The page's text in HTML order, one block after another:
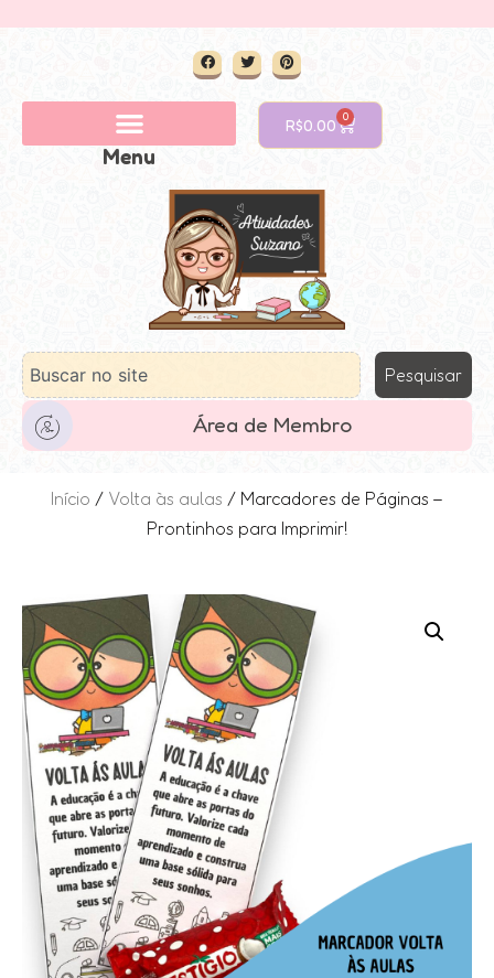
Menu
R$0.00 0
Pesquisar
Área de Membro
Início / Volta às aulas / Marcadores de Páginas –
Prontinhos para Imprimir!